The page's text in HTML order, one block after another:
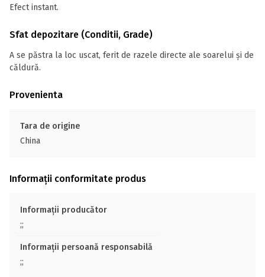
Efect instant.
Sfat depozitare (Conditii, Grade)
A se păstra la loc uscat, ferit de razele directe ale soarelui și de
căldură.
Provenienta
Tara de origine
China
Informații conformitate produs
Informații producător
;;
Informații persoană responsabilă
;;